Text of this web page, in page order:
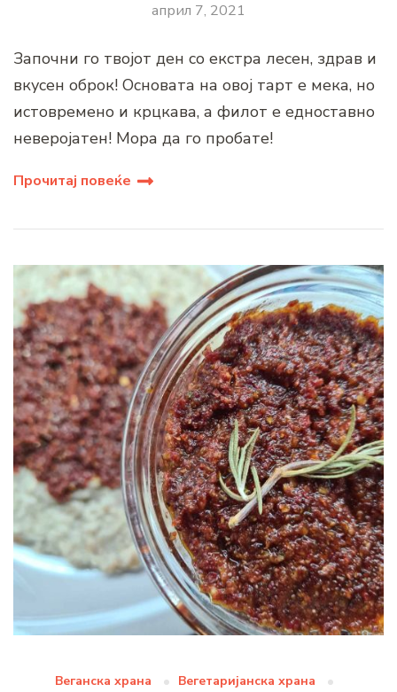
април 7, 2021
Започни го твојот ден со екстра лесен, здрав и
вкусен оброк! Основата на овој тарт е мека, но
истовремено и крцкава, а филот е едноставно
неверојатен! Мора да го пробате!
Прочитај повеќе
Веганска храна
Вегетаријанска храна